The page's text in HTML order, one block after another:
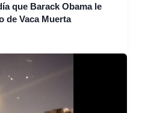
que Barack Obama le
de Vaca Muerta